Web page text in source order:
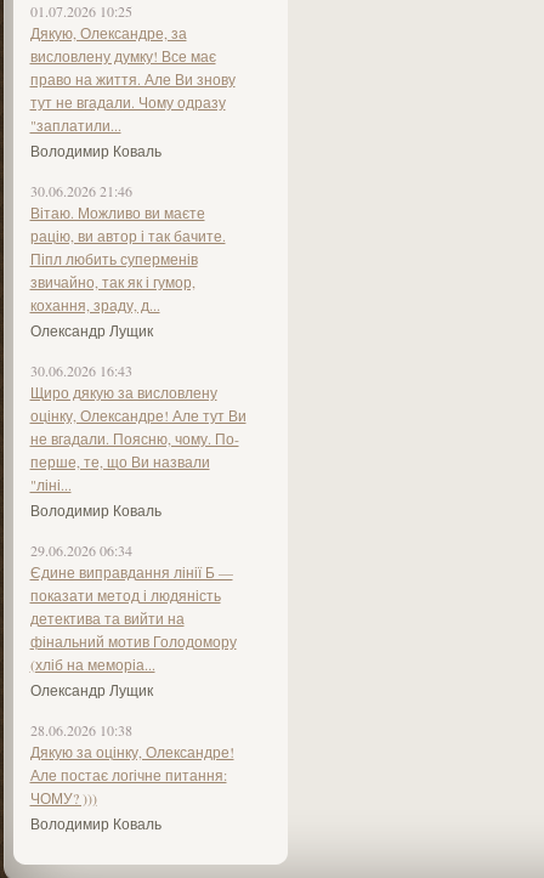
01.07.2026 10:25
Дякую, Олександре, за
висловлену думку! Все має
право на життя. Але Ви знову
тут не вгадали. Чому одразу
"заплатили...
Володимир Коваль
30.06.2026 21:46
Вітаю. Можливо ви маєте
рацію, ви автор і так бачите.
Піпл любить суперменів
звичайно, так як і гумор,
кохання, зраду, д...
Олександр Лущик
30.06.2026 16:43
Щиро дякую за висловлену
оцінку, Олександре! Але тут Ви
не вгадали. Поясню, чому. По-
перше, те, що Ви назвали
"ліні...
Володимир Коваль
29.06.2026 06:34
Єдине виправдання лінії Б —
показати метод і людяність
детектива та вийти на
фінальний мотив Голодомору
(хліб на меморіа...
Олександр Лущик
28.06.2026 10:38
Дякую за оцінку, Олександре!
Але постає логічне питання:
ЧОМУ? )))
Володимир Коваль